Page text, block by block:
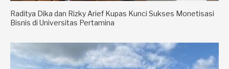
Raditya Dika dan Rizky Arief Kupas Kunci Sukses Monetisasi
Bisnis di Universitas Pertamina